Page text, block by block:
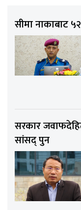
सीमा नाकाबाट
सरकार
सांसद् पुन